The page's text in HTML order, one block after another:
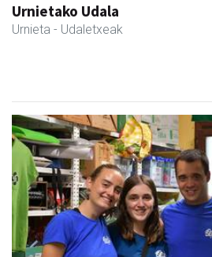
Urnietako Udala
Urnieta - Udaletxeak